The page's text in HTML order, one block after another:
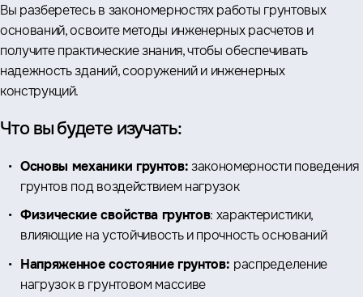
Вы разберетесь в закономерностях работы грунтовых
оснований, освоите методы инженерных расчетов и
получите практические знания, чтобы обеспечивать
надежность зданий, сооружений и инженерных
конструкций.
Что вы будете изучать:
Основы механики грунтов:закономерности поведения
грунтов под воздействием нагрузок
Физические свойства грунтов: характеристики,
влияющие на устойчивость и прочность оснований
Напряженное состояние грунтов: распределение
нагрузок в грунтовом массиве